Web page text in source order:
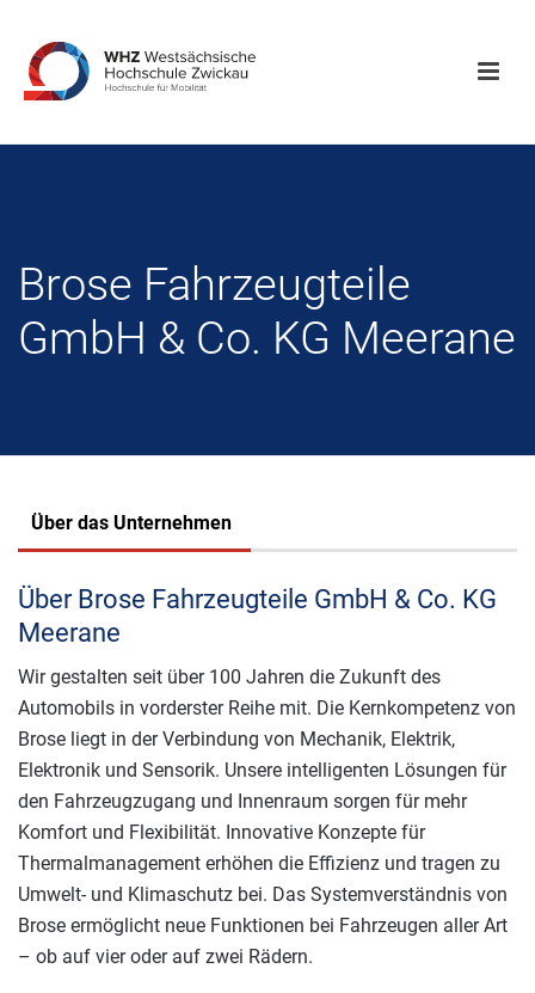
Brose Fahrzeugteile
GmbH & Co. KG Meerane
Über das Unternehmen
Über Brose Fahrzeugteile GmbH & Co. KG
Meerane
Wir gestalten seit über 100 Jahren die Zukunft des
Automobils in vorderster Reihe mit. Die Kernkompetenz von
Brose liegt in der Verbindung von Mechanik, Elektrik,
Elektronik und Sensorik. Unsere intelligenten Lösungen für
den Fahrzeugzugang und Innenraum sorgen für mehr
Komfort und Flexibilität. Innovative Konzepte für
Thermalmanagement erhöhen die Effizienz und tragen zu
Umwelt- und Klimaschutz bei. Das Systemverständnis von
Brose ermöglicht neue Funktionen bei Fahrzeugen aller Art
– ob auf vier oder auf zwei Rädern.